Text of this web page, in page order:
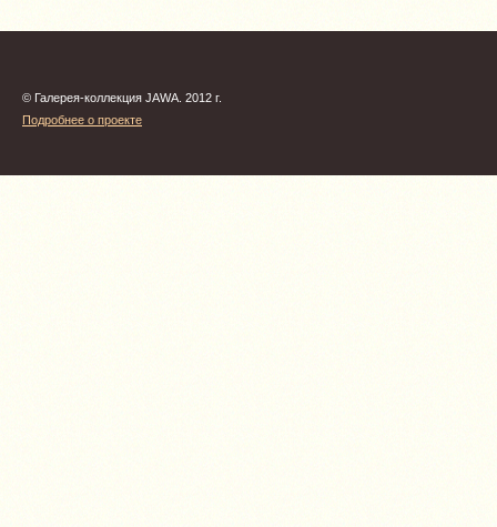
© Галерея-коллекция JAWA. 2012 г.
Подробнее о проекте